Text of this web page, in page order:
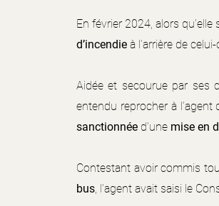
En février 2024, alors
d’incendie à l’arrière de celui-
Aidée et secourue par ses
entendu reprocher à
sanctionnée d’une mise en
Contestant avoir commis
bus, l’agent avait saisi le